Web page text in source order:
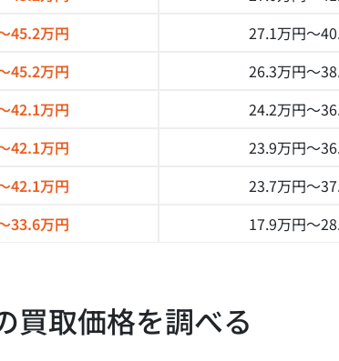
45.2万円 27.1万円～
45.2万円 26.3万円～
42.1万円 24.2万円～
42.1万円 23.9万円～
42.1万円 23.7万円～
33.6万円 17.9万円～
買取価格を調べる